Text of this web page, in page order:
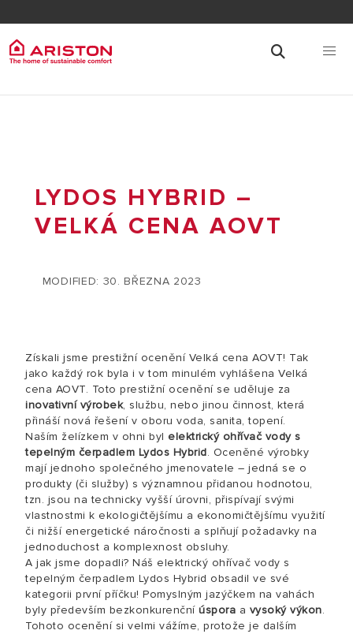
LYDOS HYBRID –
VELKÁ CENA AOVT
MODIFIED: 30. BŘEZNA 2023
Získali jsme prestižní ocenění Velká cena AOVT! Tak
jako každý rok byla i v tom minulém vyhlášena Velká
cena AOVT. Toto prestižní ocenění se uděluje za
inovativní výrobek, službu, nebo jinou činnost, která
přináší nová řešení v oboru voda, sanita, topení.
Naším želízkem v ohni byl elektrický ohřívač vody s
tepelným čerpadlem Lydos Hybrid. Oceněné výrobky
mají jednoho společného jmenovatele – jedná se o
produkty (či služby) s významnou přidanou hodnotou,
tzn. jsou na technicky vyšší úrovni, přispívají svými
vlastnostmi k ekologičtějšímu a ekonomičtějšímu využití
či nižší energetické náročnosti a splňují požadavky na
jednoduchost a komplexnost obsluhy.
A jak jsme dopadli? Náš elektrický ohřívač vody s
tepelným čerpadlem Lydos Hybrid obsadil ve své
kategorii první příčku! Pomyslným jazýčkem na vahách
byly především bezkonkurenční úspora a vysoký výkon.
Tohoto ocenění si velmi vážíme, protože je dalším